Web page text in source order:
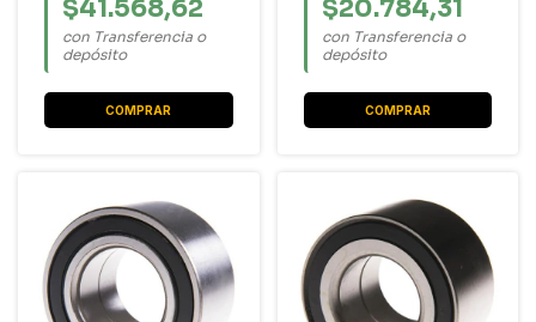
$41.568,62
con Transferencia o
depósito
$20.784,31
con Transferencia o
depósito